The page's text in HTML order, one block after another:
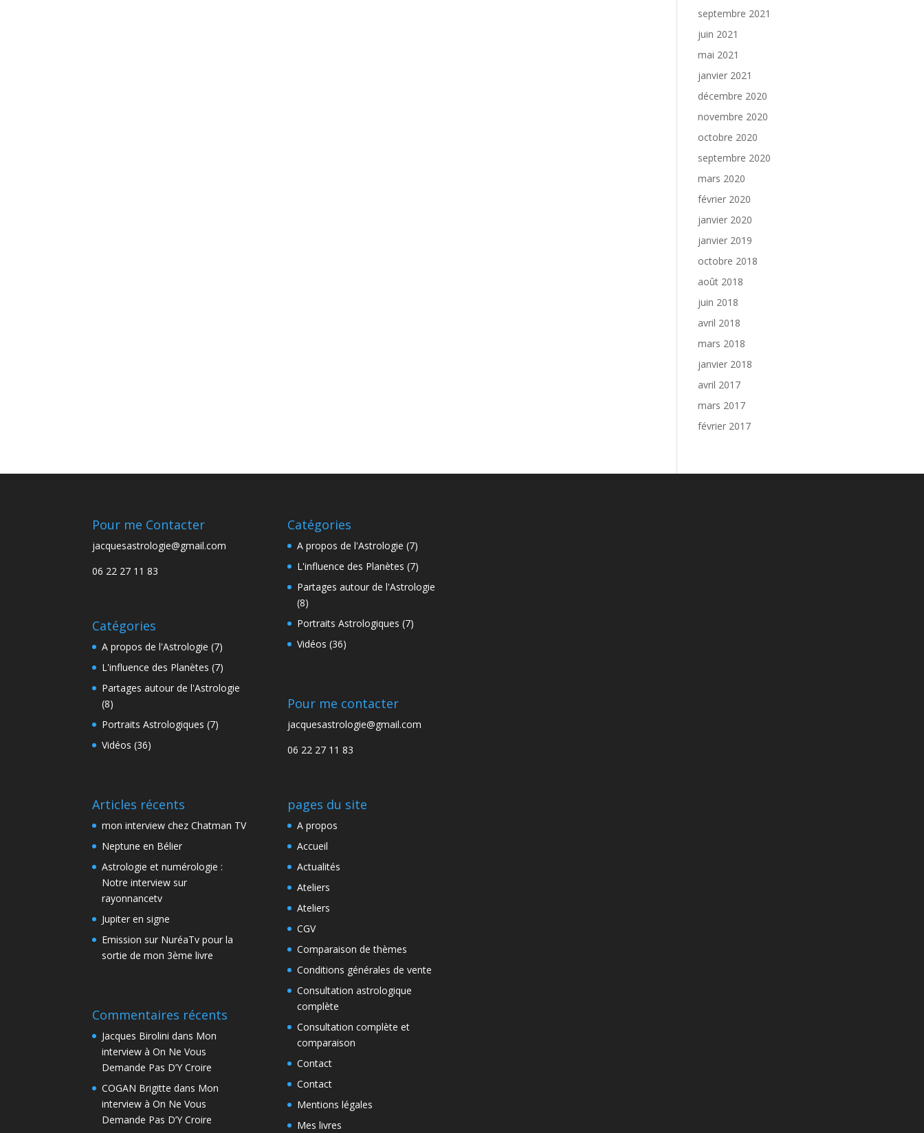
septembre 2021
juin 2021
mai 2021
janvier 2021
décembre 2020
novembre 2020
octobre 2020
septembre 2020
mars 2020
février 2020
janvier 2020
janvier 2019
octobre 2018
août 2018
juin 2018
avril 2018
mars 2018
janvier 2018
avril 2017
mars 2017
février 2017
Pour me Contacter
jacquesastrologie@gmail.com
06 22 27 11 83
Catégories
A propos de l'Astrologie (7)
L'influence des Planètes (7)
Partages autour de l'Astrologie
(8)
Portraits Astrologiques (7)
Vidéos (36)
Articles récents
mon interview chez Chatman TV
Neptune en Bélier
Astrologie et numérologie :
Notre interview sur
rayonnancetv
Jupiter en signe
Emission sur NuréaTv pour la
sortie de mon 3ème livre
Commentaires récents
Jacques Birolini dans Mon
interview à On Ne Vous
Demande Pas D’Y Croire
COGAN Brigitte dans Mon
interview à On Ne Vous
Demande Pas D’Y Croire
Catégories
A propos de l'Astrologie (7)
L'influence des Planètes (7)
Partages autour de l'Astrologie
(8)
Portraits Astrologiques (7)
Vidéos (36)
Pour me contacter
jacquesastrologie@gmail.com
06 22 27 11 83
pages du site
A propos
Accueil
Actualités
Ateliers
Ateliers
CGV
Comparaison de thèmes
Conditions générales de vente
Consultation astrologique
complète
Consultation complète et
comparaison
Contact
Contact
Mentions légales
Mes livres